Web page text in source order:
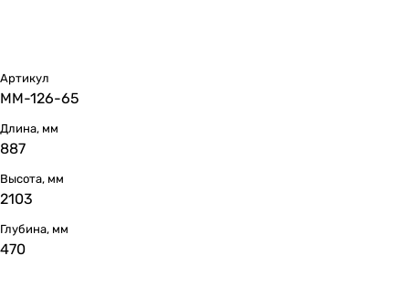
Артикул
ММ-126-65
Длина, мм
887
Высота, мм
2103
Глубина, мм
470